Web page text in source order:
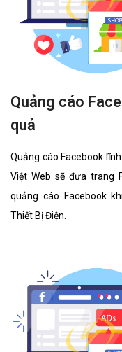
Quảng cáo
quả
Quảng cáo Facebook
Việt Web sẽ đưa trang
quảng cáo Facebook
Thiết Bị Điện.